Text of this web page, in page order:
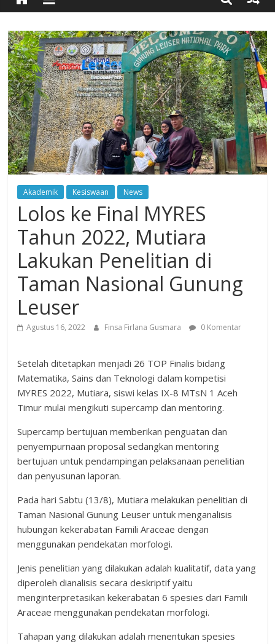
Timur
Simpang
Ulim,
Aceh
Timur
Akademik Kesiswaan News
Lolos ke Final MYRES
Tahun 2022, Mutiara
Lakukan Penelitian di
Taman Nasional Gunung
Leuser
Agustus 16, 2022 Finsa Firlana Gusmara 0 Komentar
Setelah ditetapkan menjadi 26 TOP Finalis bidang
Matematika, Sains dan Teknologi dalam kompetisi
MYRES 2022, Mutiara, siswi kelas IX-8 MTsN 1 Aceh
Timur mulai mengikuti supercamp dan mentoring.
Supercamp bertujuan memberikan penguatan dan
penyempurnaan proposal sedangkan mentoring
bertujuan untuk pendampingan pelaksanaan penelitian
dan penyusunan laporan.
Pada hari Sabtu (13/8), Mutiara melakukan penelitian di
Taman Nasional Gunung Leuser untuk menganalisis
hubungan kekerabatan Famili Araceae dengan
menggunakan pendekatan morfologi.
Jenis penelitian yang dilakukan adalah kualitatif, data yang
diperoleh dianalisis secara deskriptif yaitu
menginterpretasikan kekerabatan 6 spesies dari Famili
Araceae menggunakan pendekatan morfologi.
Tahapan yang dilakukan adalah menentukan spesies